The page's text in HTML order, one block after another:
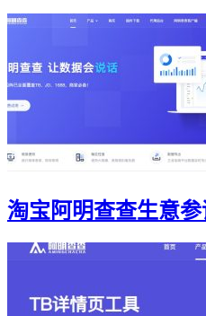
淘宝阿明查查生意